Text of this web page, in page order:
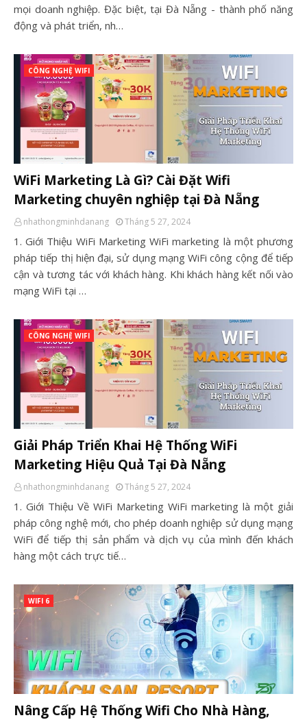
mọi doanh nghiệp. Đặc biệt, tại Đà Nẵng - thành phố năng
động và phát triển, nh…
CÔNG NGHỆ WIFI
WiFi Marketing Là Gì? Cài Đặt Wifi
Marketing chuyên nghiệp tại Đà Nẵng
nhathongminhdanang Tháng 5 27, 2024
1. Giới Thiệu WiFi Marketing WiFi marketing là một phương
pháp tiếp thị hiện đại, sử dụng mạng WiFi công cộng để tiếp
cận và tương tác với khách hàng. Khi khách hàng kết nối vào
mạng WiFi tại …
CÔNG NGHỆ WIFI
Giải Pháp Triển Khai Hệ Thống WiFi
Marketing Hiệu Quả Tại Đà Nẵng
nhathongminhdanang Tháng 5 27, 2024
1. Giới Thiệu Về WiFi Marketing WiFi marketing là một giải
pháp công nghệ mới, cho phép doanh nghiệp sử dụng mạng
WiFi để tiếp thị sản phẩm và dịch vụ của mình đến khách
hàng một cách trực tiế…
WIFI 6
Nâng Cấp Hệ Thống Wifi Cho Nhà Hàng,